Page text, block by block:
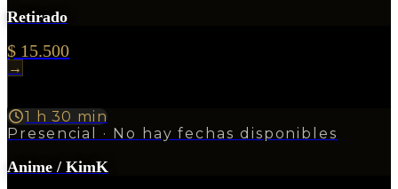
Retirado
$ 15.500
→
1 h 30 min
Presencial
· No hay fechas disponibles
Anime / KimK